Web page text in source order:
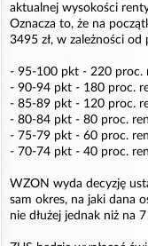
aktualnej wysokości
Oznacza to, że na
3495 zł, w zależności
- 95-100 pkt - 220 proc.
- 90-94 pkt - 180 proc.
- 85-89 pkt - 120 proc.
- 80-84 pkt - 80 proc.
- 75-79 pkt - 60 proc.
- 70-74 pkt - 40 proc.
WZON wyda decyzję
sam okres, na jaki dana
nie dłużej jednak niż na